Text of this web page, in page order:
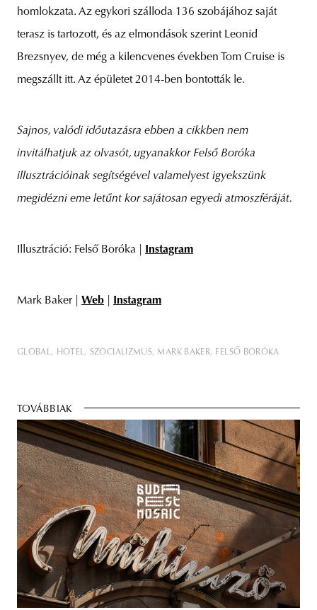
homlokzata. Az egykori szálloda 136 szobájához saját
terasz is tartozott, és az elmondások szerint Leonid
Brezsnyev, de még a kilencvenes években Tom Cruise is
megszállt itt. Az épületet 2014-ben bontották le.
Sajnos, valódi időutazásra ebben a cikkben nem
invitálhatjuk az olvasót, ugyanakkor Felső Boróka
illusztrációinak segítségével valamelyest igyekszünk
megidézni eme letűnt kor sajátosan egyedi atmoszféráját.
Illusztráció: Felső Boróka | Instagram
Mark Baker | Web Instagram
GLOBAL HOTEL SZOCIALIZMUS MARK BAKER FELSŐ BORÓKA
TOVÁBBIAK